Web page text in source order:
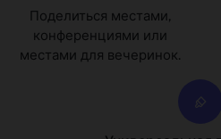
Поделиться местами,
конференциями или
местами для вечеринок.